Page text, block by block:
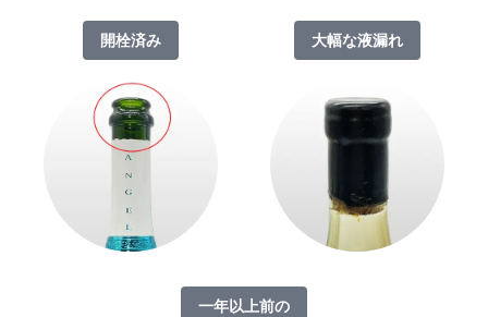
開栓済み 大幅な液漏れ
一年以上前の